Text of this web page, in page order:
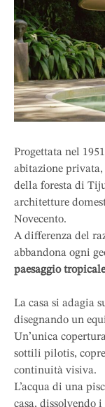
Progettata nel
abitazione
della foresta di
architetture
Novecento.
A differenza del
abbandona ogni
paesaggio tropicale
La casa si adagia
disegnando un
Un’unica
sottili pilotis,
continuità visiva.
L’acqua di una
casa, dissolvendo